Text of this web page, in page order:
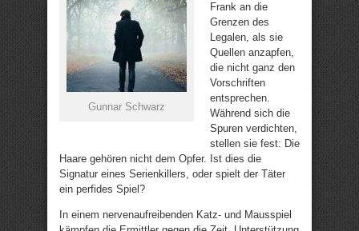
Gunnar Schwarz
Frank an die
Grenzen des
Legalen, als sie
Quellen anzapfen,
die nicht ganz den
Vorschriften
entsprechen.
Während sich die
Spuren verdichten,
stellen sie fest: Die
Haare gehören nicht dem Opfer. Ist dies die
Signatur eines Serienkillers, oder spielt der Täter
ein perfides Spiel?
In einem nervenaufreibenden Katz- und Mausspiel